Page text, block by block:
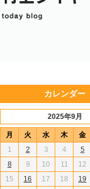
カレンダー
2025年9月
月 火 水 木 金
1 2 3 4 5
8
9 10 11 12
15
16 17 18 19